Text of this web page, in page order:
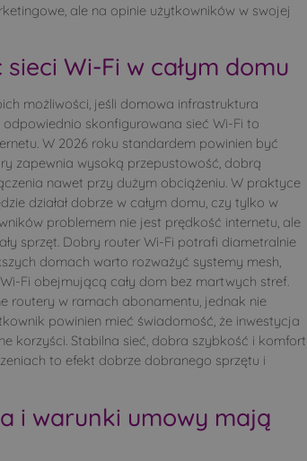
ale na opinie użytkowników w swojej
Wi-Fi w całym domu
możliwości, jeśli domowa infrastruktura
skonfigurowana sieć Wi-Fi to
W 2026 roku standardem powinien być
zapewnia wysoką przepustowość, dobrą
nawet przy dużym obciążeniu. W praktyce
działał dobrze w całym domu, czy tylko w
problemem nie jest prędkość internetu, ale
sprzęt. Dobry router Wi-Fi potrafi diametralnie
domach warto rozważyć systemy mesh,
Fi obejmującą cały dom bez martwych stref.
routery w ramach abonamentu, jednak nie
powinien mieć świadomość, że inwestycja
korzyści. Stabilna sieć, dobra szybkość i komfort
to efekt dobrze dobranego sprzętu i
i warunki umowy mają